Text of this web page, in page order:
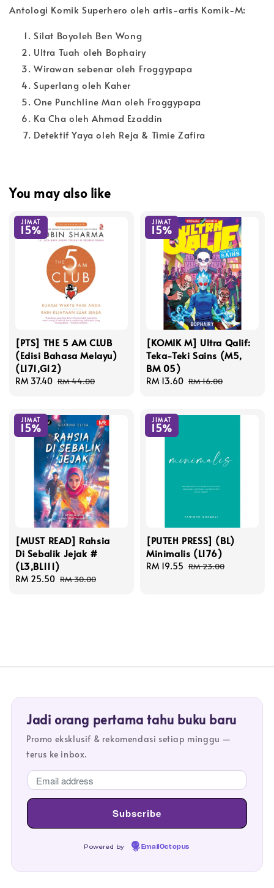
Antologi Komik Superhero oleh artis-artis Komik-M:
Silat Boyoleh Ben Wong
Ultra Tuah oleh Bophairy
Wirawan sebenar oleh Froggypapa
Superlang oleh Kaher
One Punchline Man oleh Froggypapa
Ka Cha oleh Ahmad Ezaddin
Detektif Yaya oleh Reja & Timie Zafira
You may also like
JIMAT
15%
[PTS] THE 5 AM CLUB
(Edisi Bahasa Melayu)
(L171,G12)
Sale
RM 37.40 Regular
RM 44.00
JIMAT
15%
[KOMIK M] Ultra Qalif:
Teka-Teki Sains (M5,
BM 05)
Sale
RM 13.60 Regular
RM 16.00
JIMAT
15%
[MUST READ] Rahsia
Di Sebalik Jejak #
(L3,BL111)
Sale
RM 25.50 Regular
RM 30.00
JIMAT
15%
[PUTEH PRESS] (BL)
Minimalis (L176)
Sale
RM 19.55 Regular
RM 23.00
Jadi orang pertama tahu buku baru
Promo eksklusif & rekomendasi setiap minggu —
terus ke inbox.
Powered by EmailOctopus